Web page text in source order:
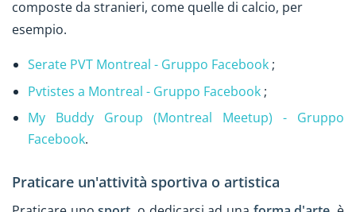
composte da stranieri, come quelle di calcio, per
esempio.
Serate PVT Montreal - Gruppo Facebook ;
Pvtistes a Montreal - Gruppo Facebook ;
My Buddy Group (Montreal Meetup) - Gruppo
Facebook.
Praticare un'attività sportiva o artistica